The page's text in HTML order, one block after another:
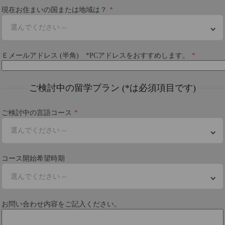
現在お住まいの国または地域は？
選んでください --
Ｅメールアドレス (半角) *PCアドレスをおすすめします。
ご検討中の留学プラン (*は必須項目です)
ご検討中の言語コース
選んでください --
コース開始希望時期
選んでください --
お問い合わせ内容をご記入ください。